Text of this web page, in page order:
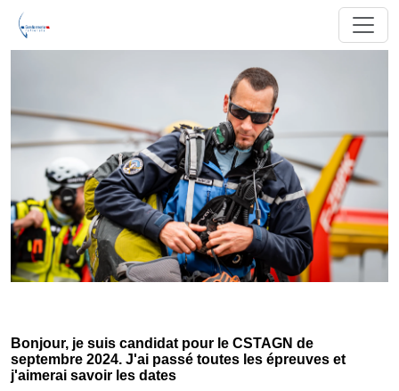
Bonjour, je suis candidat pour le CSTAGN de
septembre 2024. J'ai passé toutes les épreuves et
j'aimerai savoir les dates